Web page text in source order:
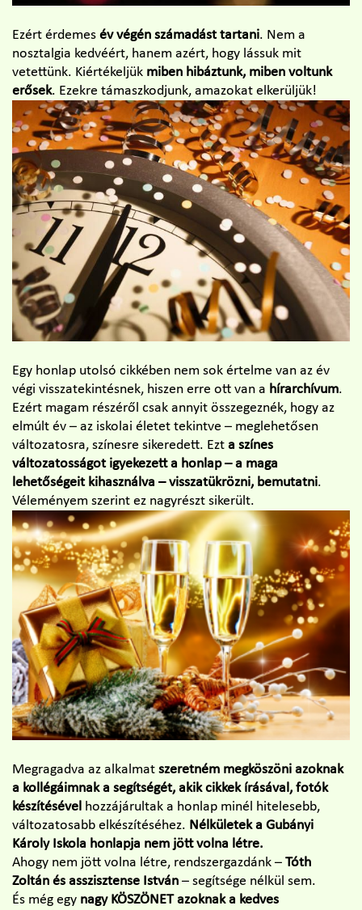
Ezért érdemes év végén számadást tartani. Nem a
nosztalgia kedvéért, hanem azért, hogy lássuk mit
vetettünk. Kiértékeljük miben hibáztunk, miben voltunk
erősek. Ezekre támaszkodjunk, amazokat elkerüljük!
Egy honlap utolsó cikkében nem sok értelme van az év
végi visszatekintésnek, hiszen erre ott van a hírarchívum.
Ezért magam részéről csak annyit összegeznék, hogy az
elmúlt év – az iskolai életet tekintve – meglehetősen
változatosra, színesre sikeredett. Ezt a színes
változatosságot igyekezett a honlap – a maga
lehetőségeit kihasználva – visszatükrözni, bemutatni.
Véleményem szerint ez nagyrészt sikerült.
Megragadva az alkalmat szeretném megköszöni azoknak
a kollégáimnak a segítségét, akik cikkek írásával, fotók
készítésével hozzájárultak a honlap minél hitelesebb,
változatosabb elkészítéséhez. Nélkületek a Gubányi
Károly Iskola honlapja nem jött volna létre.
Ahogy nem jött volna létre, rendszergazdánk – Tóth
Zoltán és asszisztense István – segítsége nélkül sem.
És még egy nagy KÖSZÖNET azoknak a kedves